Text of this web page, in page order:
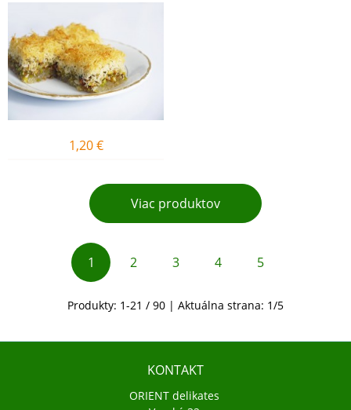
1,20 €
Viac produktov
1 2 3 4 5
Produkty: 1-21 / 90 | Aktuálna strana: 1/5
KONTAKT
ORIENT delikates